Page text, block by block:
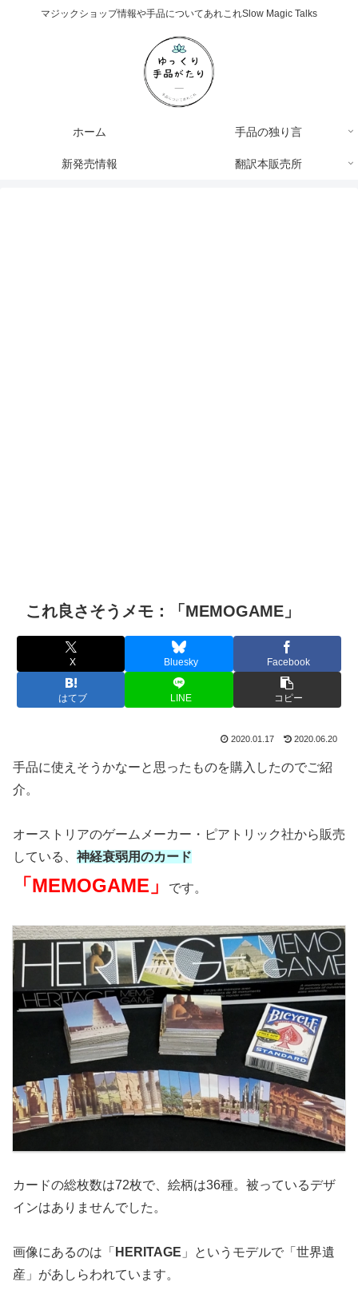
マジックショップ情報や手品についてあれこれSlow Magic Talks
ホーム 手品の独り言
新発売情報 翻訳本販売所
これ良さそうメモ：「MEMOGAME」
X Bluesky Facebook
はてブ LINE コピー
2020.01.17 2020.06.20
手品に使えそうかなーと思ったものを購入したのでご紹
介。
オーストリアのゲームメーカー・ピアトリック社から販売
している、 神経衰弱用のカード
「MEMOGAME」 です。
カードの総枚数は72枚で、絵柄は36種。被っているデザ
インはありませんでした。
画像にあるのは「 HERITAGE 」というモデルで「世界遺
産」があしらわれています。